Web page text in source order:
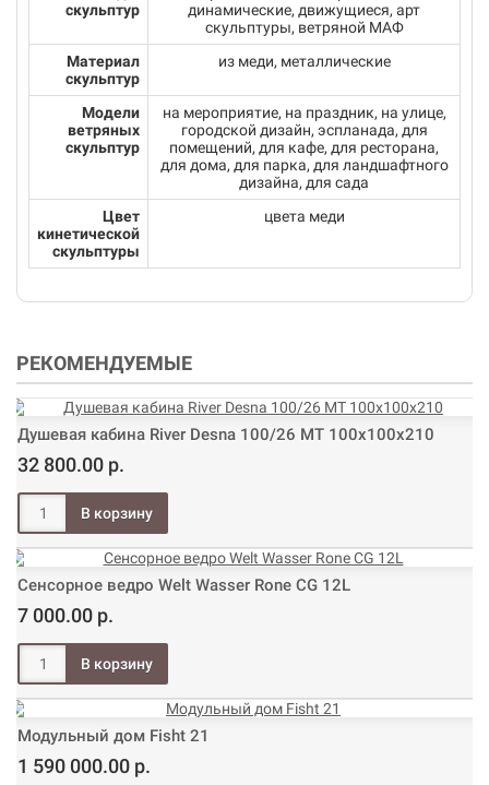
скульптур
динамические, движущиеся, арт
скульптуры, ветряной МАФ
Материал
скульптур
из меди, металлические
Модели
ветряных
скульптур
на мероприятие, на праздник, на улице,
городской дизайн, эспланада, для
помещений, для кафе, для ресторана,
для дома, для парка, для ландшафтного
дизайна, для сада
Цвет
кинетической
скульптуры
цвета меди
РЕКОМЕНДУЕМЫЕ
Душевая кабина River Desna 100/26 МТ 100х100х210
32 800.00 р.
Сенсорное ведро Welt Wasser Rone CG 12L
7 000.00 р.
Модульный дом Fisht 21
1 590 000.00 р.